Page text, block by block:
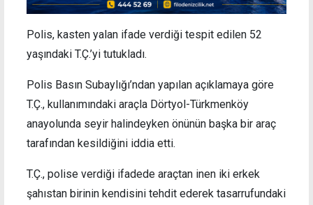
Polis, kasten yalan ifade verdiği tespit edilen 52
yaşındaki T.Ç.’yi tutukladı.
Polis Basın Subaylığı’ndan yapılan açıklamaya göre
T.Ç., kullanımındaki araçla Dörtyol-Türkmenköy
anayolunda seyir halindeyken önünün başka bir araç
tarafından kesildiğini iddia etti.
T.Ç., polise verdiği ifadede araçtan inen iki erkek
şahıstan birinin kendisini tehdit ederek tasarrufundaki